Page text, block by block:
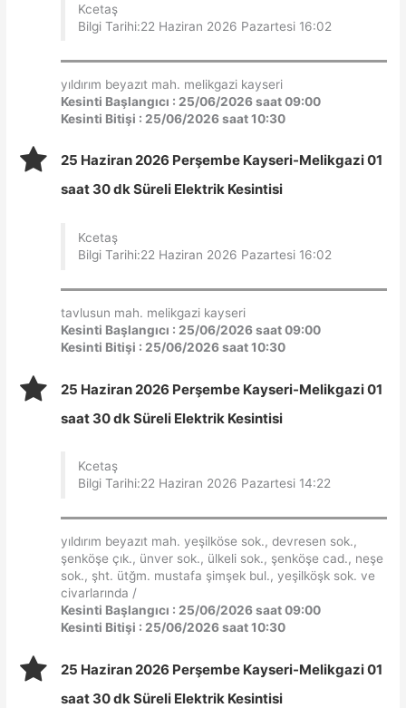
Kcetaş
Bilgi Tarihi:22 Haziran 2026 Pazartesi 16:02
yıldırım beyazıt mah. melikgazi kayseri
Kesinti Başlangıcı : 25/06/2026 saat 09:00
Kesinti Bitişi : 25/06/2026 saat 10:30
25 Haziran 2026 Perşembe Kayseri-Melikgazi 01
saat 30 dk Süreli Elektrik Kesintisi
Kcetaş
Bilgi Tarihi:22 Haziran 2026 Pazartesi 16:02
tavlusun mah. melikgazi kayseri
Kesinti Başlangıcı : 25/06/2026 saat 09:00
Kesinti Bitişi : 25/06/2026 saat 10:30
25 Haziran 2026 Perşembe Kayseri-Melikgazi 01
saat 30 dk Süreli Elektrik Kesintisi
Kcetaş
Bilgi Tarihi:22 Haziran 2026 Pazartesi 14:22
yıldırım beyazıt mah. yeşilköse sok., devresen sok.,
şenköşe çık., ünver sok., ülkeli sok., şenköşe cad., neşe
sok., şht. ütğm. mustafa şimşek bul., yeşilköşk sok. ve
civarlarında /
Kesinti Başlangıcı : 25/06/2026 saat 09:00
Kesinti Bitişi : 25/06/2026 saat 10:30
25 Haziran 2026 Perşembe Kayseri-Melikgazi 01
saat 30 dk Süreli Elektrik Kesintisi